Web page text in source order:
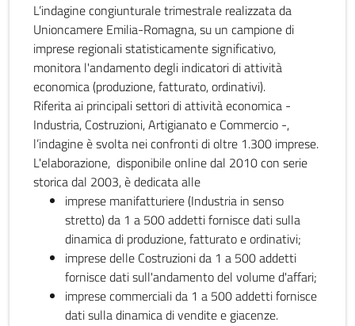
L’indagine congiunturale trimestrale realizzata da
Unioncamere Emilia-Romagna, su un campione di
imprese regionali statisticamente significativo,
monitora l'andamento degli indicatori di attività
economica (produzione, fatturato, ordinativi).
Riferita ai principali settori di attività economica -
Industria, Costruzioni, Artigianato e Commercio -,
l’indagine è svolta nei confronti di oltre 1.300 imprese.
L'elaborazione, disponibile online dal 2010 con serie
storica dal 2003, è dedicata alle
imprese manifatturiere (Industria in senso
stretto) da 1 a 500 addetti fornisce dati sulla
dinamica di produzione, fatturato e ordinativi;
imprese delle Costruzioni da 1 a 500 addetti
fornisce dati sull'andamento del volume d'affari;
imprese commerciali da 1 a 500 addetti fornisce
dati sulla dinamica di vendite e giacenze.